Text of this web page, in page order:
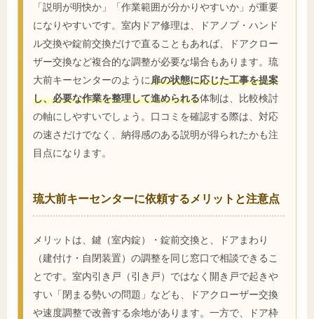
「説明が明快か」「作業範囲が分かりやすいか」が重要
になりやすいです。室内ドア修理は、ドアノブ・ハンド
ル交換や錠前交換だけで直ることもあれば、ドアクロー
ザー交換など複合的な調整が必要な場合もあります。琉
大前キーセンターのように扉の状態に応じた工事を提案
し、必要な作業を整理して進められる体制は、比較検討
の軸にしやすいでしょう。口コミを確認する際は、対応
の速さだけでなく、納得感のある説明が得られたかも注
目点になります。
琉大前キーセンターに依頼するメリットと注意点
メリットは、鍵（室内錠）・錠前交換と、ドアまわり
（建付け・自閉装置）の調整を同じ窓口で相談できるこ
とです。室内引き戸（引き戸）ではなく開き戸で起きや
すい「閉まる勢いの問題」なども、ドアクローザー交換
や速度調整で改善する余地があります。一方で、ドア枠